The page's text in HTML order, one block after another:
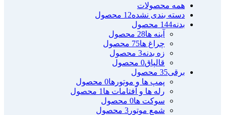
همه محصولات
دسته بندی نشده12 محصول
بدنه144 محصول
آینه ها28 محصول
چراغ ها75 محصول
زه بدنه3 محصول
قالپاق0 محصول
برقی35 محصول
پمپ ها و موتورها0 محصول
رله ها و آفتامات ها 1 محصول
سوکت ها0 محصول
شمع موتور 3 محصول